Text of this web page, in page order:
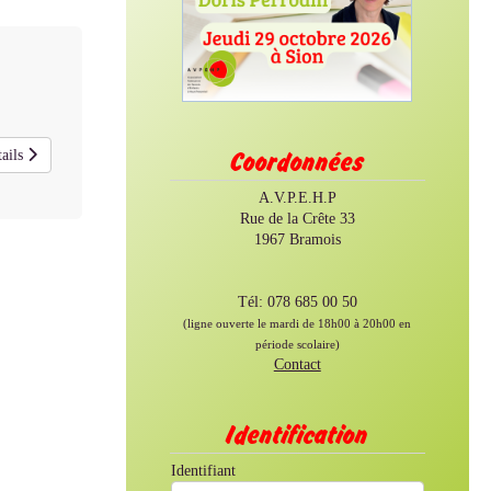
Coordonnées
A.V.P.E.H.P
Rue de la Crête 33
1967 Bramois
Tél: 078 685 00 50
(ligne ouverte le mardi de 18h00 à 20h00 en
période scolaire)
Contact
Identification
Identifiant